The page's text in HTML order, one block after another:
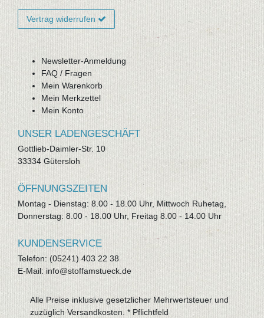
Vertrag widerrufen
Newsletter-Anmeldung
FAQ / Fragen
Mein Warenkorb
Mein Merkzettel
Mein Konto
UNSER LADENGESCHÄFT
Gottlieb-Daimler-Str. 10
33334 Gütersloh
ÖFFNUNGSZEITEN
Montag - Dienstag: 8.00 - 18.00 Uhr, Mittwoch Ruhetag,
Donnerstag: 8.00 - 18.00 Uhr, Freitag 8.00 - 14.00 Uhr
KUNDENSERVICE
Telefon: (05241) 403 22 38
E-Mail: info@stoffamstueck.de
Alle Preise inklusive gesetzlicher Mehrwertsteuer und
zuzüglichVersandkosten . * Pflichtfeld